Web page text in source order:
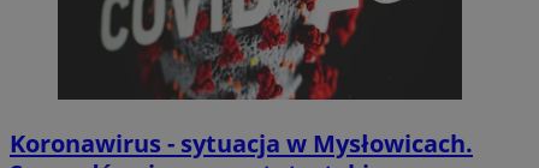
Koronawirus - sytuacja w Mysłowicach.